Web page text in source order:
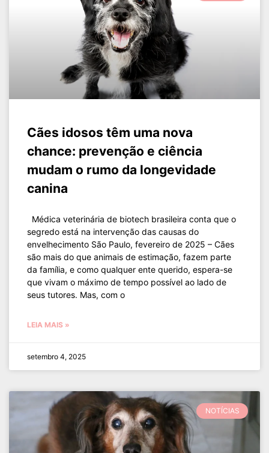
Cães idosos têm uma nova
chance: prevenção e ciência
mudam o rumo da longevidade
canina
Médica veterinária de biotech brasileira conta que o
segredo está na intervenção das causas do
envelhecimento São Paulo, fevereiro de 2025 – Cães
são mais do que animais de estimação, fazem parte
da família, e como qualquer ente querido, espera-se
que vivam o máximo de tempo possível ao lado de
seus tutores. Mas, com o
LEIA MAIS »
setembro 4, 2025
NOTÍCIAS